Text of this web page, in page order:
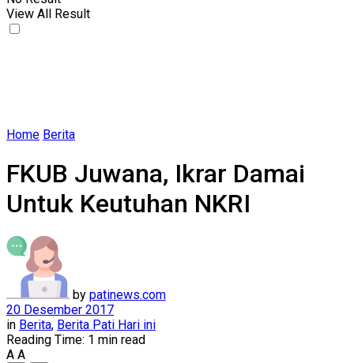
View All Result
Home Berita
FKUB Juwana, Ikrar Damai
Untuk Keutuhan NKRI
by patinews.com
20 Desember 2017
in Berita, Berita Pati Hari ini
Reading Time: 1 min read
A A